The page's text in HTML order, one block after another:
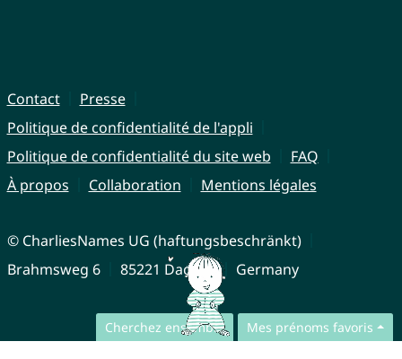
Cherchez ensemble Mes prénoms favoris
Contact
Presse
Politique de confidentialité de l'appli
Politique de confidentialité du site web
FAQ
À propos
Collaboration Mentions légales
© CharliesNames UG (haftungsbeschränkt)
Brahmsweg 6
85221 Dachau Germany